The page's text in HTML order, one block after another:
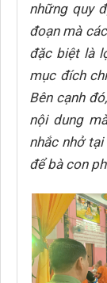
những quy
đoạn mà
đặc biệt là
mục đích
Bên cạnh
nội dung
nhắc nhở
để bà con